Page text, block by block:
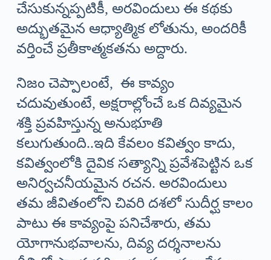
చేసుకున్నప్పటికీ, అరవిందులు ఈ కథకు
అద్భుతమైన ఆధ్యాత్మిక లోతును, అందరికీ
వర్తించే ప్రతీకాత్మకతను అద్దారు.
నిజం చెప్పాలంటే, ఈ కావ్యం
చదువుతుంటే, అక్షరాల్లోంచే ఒక దివ్యమైన
శక్తి ప్రవహిస్తున్న అనుభూతి
కలుగుతుంది..ఇది కేవలం కవిత్వం కాదు,
కవిత్వంలోకి దైవిక సత్యాన్ని ప్రవేశపెట్టిన ఒక
అనిర్వచనీయమైన రచన. అరవిందులు
తమ జీవితంలోని చివరి దశలో సుదీర్ఘ కాలం
పాటు ఈ కావ్యంపై పనిచేశారు, తమ
యోగానుభవాలను, దివ్య దర్శనాలను